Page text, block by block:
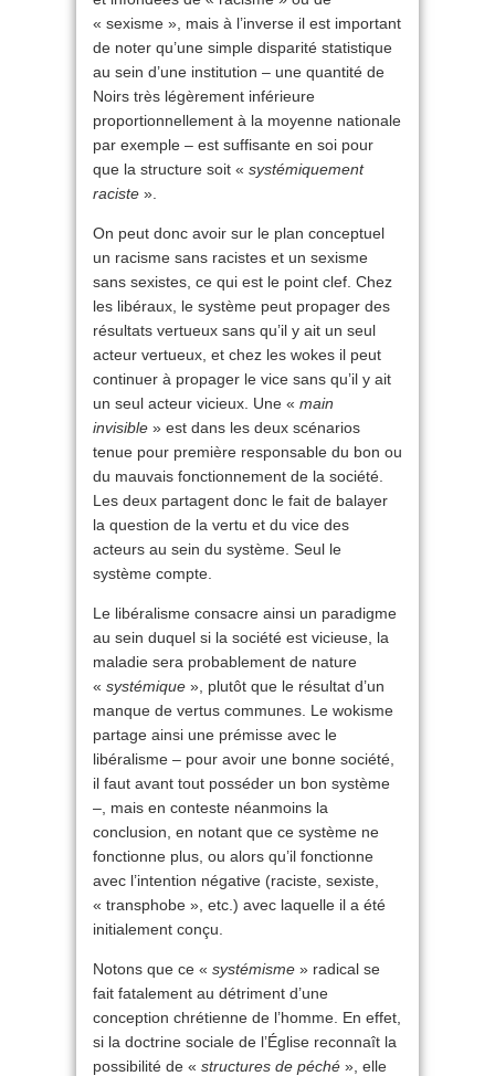
« sexisme », mais à l’inverse il est important
de noter qu’une simple disparité statistique
au sein d’une institution – une quantité de
Noirs très légèrement inférieure
proportionnellement à la moyenne nationale
par exemple – est suffisante en soi pour
que la structure soit « systémiquement
raciste ».
On peut donc avoir sur le plan conceptuel
un racisme sans racistes et un sexisme
sans sexistes, ce qui est le point clef. Chez
les libéraux, le système peut propager des
résultats vertueux sans qu’il y ait un seul
acteur vertueux, et chez les wokes il peut
continuer à propager le vice sans qu’il y ait
un seul acteur vicieux. Une « main
invisible » est dans les deux scénarios
tenue pour première responsable du bon ou
du mauvais fonctionnement de la société.
Les deux partagent donc le fait de balayer
la question de la vertu et du vice des
acteurs au sein du système. Seul le
système compte.
Le libéralisme consacre ainsi un paradigme
au sein duquel si la société est vicieuse, la
maladie sera probablement de nature
« systémique », plutôt que le résultat d’un
manque de vertus communes. Le wokisme
partage ainsi une prémisse avec le
libéralisme – pour avoir une bonne société,
il faut avant tout posséder un bon système
–, mais en conteste néanmoins la
conclusion, en notant que ce système ne
fonctionne plus, ou alors qu’il fonctionne
avec l’intention négative (raciste, sexiste,
« transphobe », etc.) avec laquelle il a été
initialement conçu.
Notons que ce « systémisme » radical se
fait fatalement au détriment d’une
conception chrétienne de l’homme. En effet,
si la doctrine sociale de l’Église reconnaît la
possibilité de « structures de péché », elle